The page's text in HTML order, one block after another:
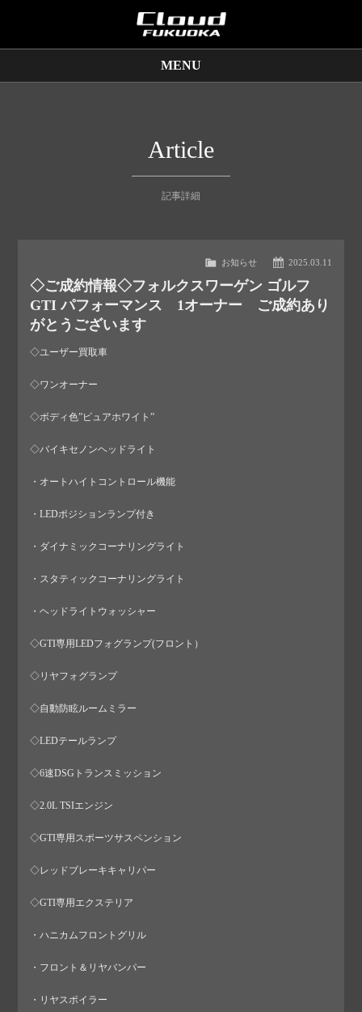
MENU
店舗情報
Article
記事詳細
2025.03.11
お知らせ
◇ご成約情報◇フォルクスワーゲン ゴルフ
GTI パフォーマンス 1オーナー ご成約あり
がとうございます
◇ユーザー買取車
◇ワンオーナー
◇ボディ色”ピュアホワイト”
◇バイキセノンヘッドライト
・オートハイトコントロール機能
・LEDポジションランプ付き
・ダイナミックコーナリングライト
・スタティックコーナリングライト
・ヘッドライトウォッシャー
◇GTI専用LEDフォグランプ(フロント）
◇リヤフォグランプ
◇自動防眩ルームミラー
◇LEDテールランプ
◇6速DSGトランスミッション
◇2.0L TSIエンジン
◇GTI専用スポーツサスペンション
◇レッドブレーキキャリパー
◇GTI専用エクステリア
・ハニカムフロントグリル
・フロント＆リヤバンパー
・リヤスポイラー